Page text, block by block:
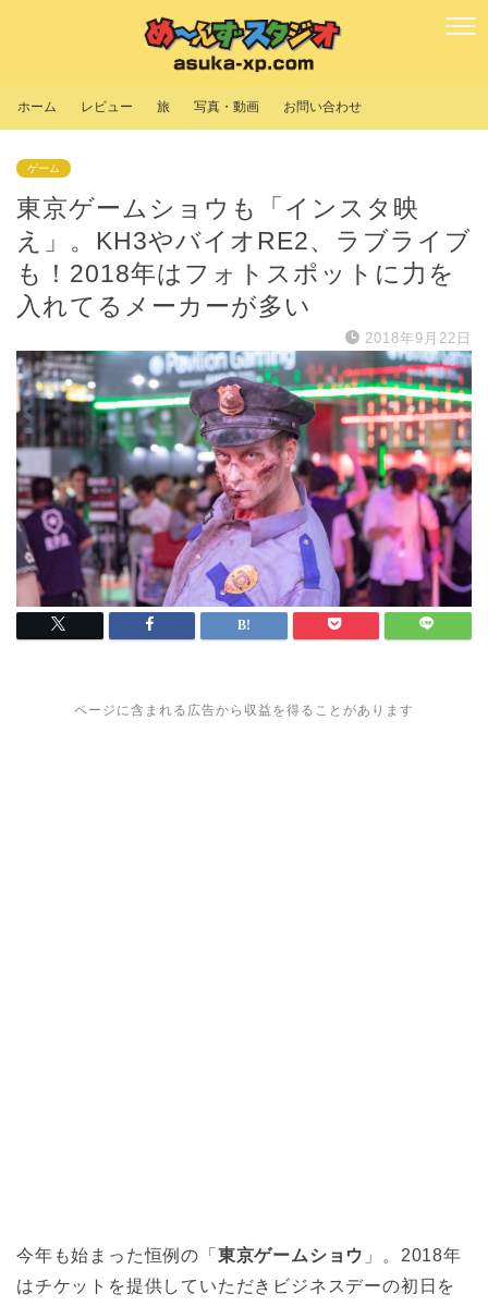
ホーム レビュー 旅 写真・動画 お問い合わせ
ゲーム
東京ゲームショウも「インスタ映
え」。KH3やバイオRE2、ラブライブ
も！2018年はフォトスポットに力を
入れてるメーカーが多い
2018年9月22日
ページに含まれる広告から収益を得ることがあります
今年も始まった恒例の「 東京ゲームショウ 」。2018年
はチケットを提供していただきビジネスデーの初日を